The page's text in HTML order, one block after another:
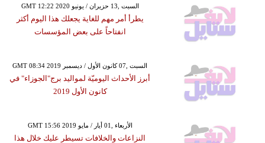
GMT 12:22 2020 السبت ,13 حزيران / يونيو
يطرأ أمر مهم للغاية يجعلك هذا اليوم أكثر
انفتاحاً على بعض المؤسسات
GMT 08:34 2019 السبت ,07 كانون الأول / ديسمبر
أبرز الأحداث اليوميّة لمواليد برج"الجوزاء" في
كانون الأول 2019
GMT 15:56 2019 الأربعاء ,01 أيار / مايو
النزاعات والخلافات تسيطر عليك خلال هذا